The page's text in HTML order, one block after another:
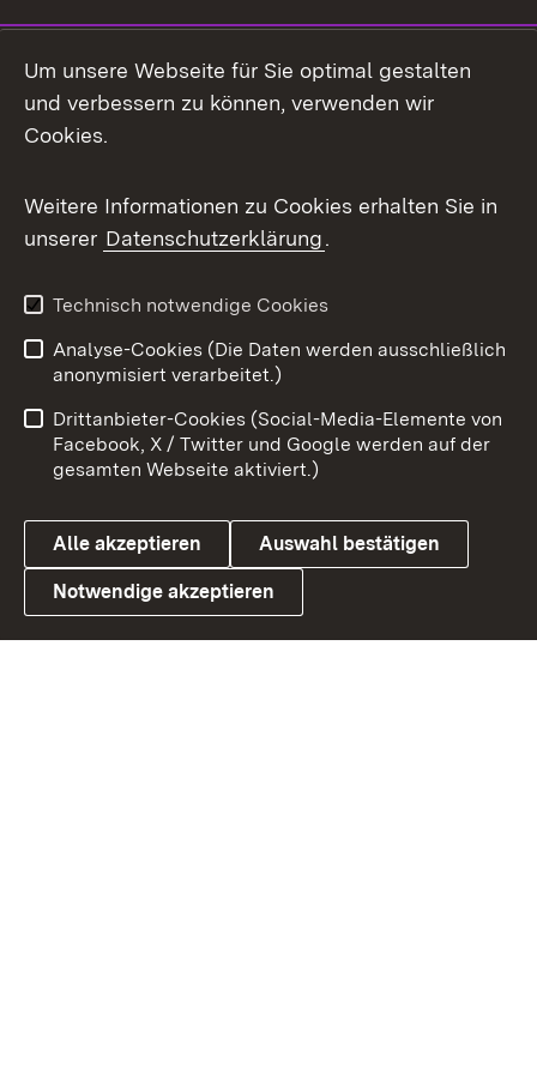
Facebook
X / Twitter
Youtube
Link zum Landesportal
Impressum
Kontakt
Barrierefreiheit
Datenschutz
Cookies
Um unsere Webseite für Sie optimal gestalten
und verbessern zu können, verwenden wir
Cookies.
Weitere Informationen zu Cookies erhalten Sie in
unserer Datenschutzerklärung.
Technisch notwendige Cookies
Analyse-Cookies (Die Daten werden ausschließlich
anonymisiert verarbeitet.)
Drittanbieter-Cookies (Social-Media-Elemente von
Facebook, X / Twitter und Google werden auf der
gesamten Webseite aktiviert.)
Alle akzeptieren Auswahl bestätigen
Notwendige akzeptieren